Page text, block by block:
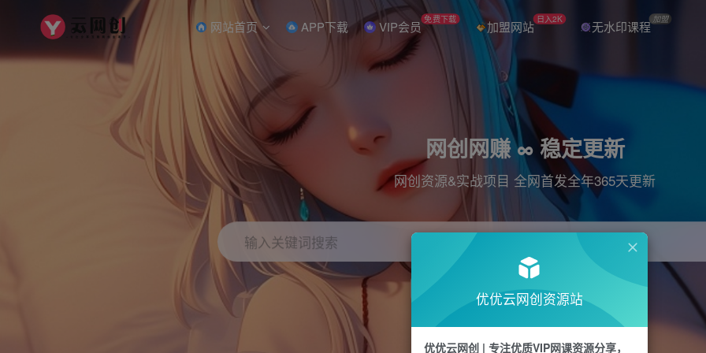
网站首页 APP下载 VIP会员 免费下载 加盟网站 日入2K 无水印课程 加盟
网创网赚 ∞ 稳定更新
网创资源&实战项目 全网首发全年365天更新
输入关键词搜索
引流 直播 电商 剪辑
优优云网创资源站
优优云网创 | 专注优质VIP网课资源分享，